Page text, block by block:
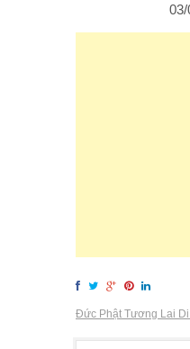
03/
Đức Phật Tương Lai Di